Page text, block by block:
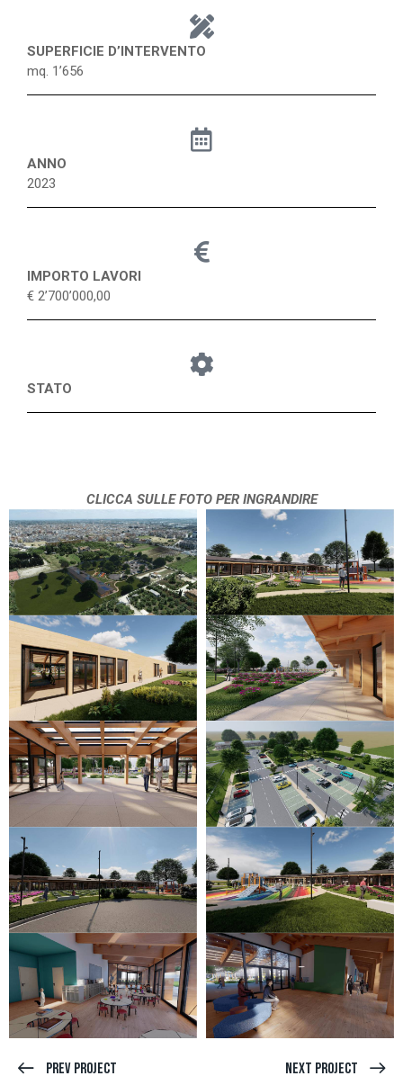
SUPERFICIE D’INTERVENTO
mq. 1’656
ANNO
2023
IMPORTO LAVORI
€ 2’700’000,00
STATO
CLICCA SULLE FOTO PER INGRANDIRE
Prev Project Next Project